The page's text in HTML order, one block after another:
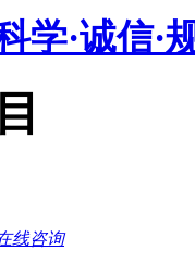
学·诚信·
线咨询